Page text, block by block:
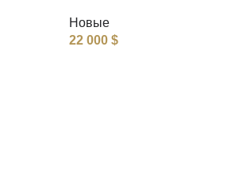
Новые
22 000 $